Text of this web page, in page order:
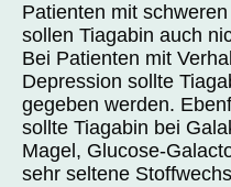
Patienten mit
sollen Tiagabin auch
Bei Patienten mit
Depression sollte
gegeben werden.
sollte Tiagabin bei
Magel, Glucose-
sehr seltene